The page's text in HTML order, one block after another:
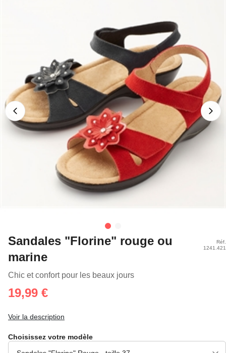
Sandales "Florine" rouge ou
marine
Chic et confort pour les beaux jours
Réf.
1241.421
19,99 €
Voir la description
Choisissez votre modèle